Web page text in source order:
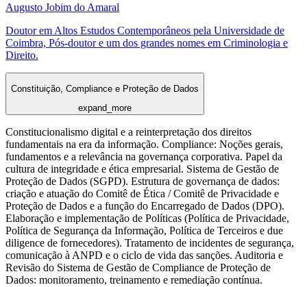
Augusto Jobim do Amaral
Doutor em Altos Estudos Contemporâneos pela Universidade de
Coimbra, Pós-doutor e um dos grandes nomes em Criminologia e
Direito.
Constituição, Compliance e Proteção de Dados
expand_more
Constitucionalismo digital e a reinterpretação dos direitos
fundamentais na era da informação. Compliance: Noções gerais,
fundamentos e a relevância na governança corporativa. Papel da
cultura de integridade e ética empresarial. Sistema de Gestão de
Proteção de Dados (SGPD). Estrutura de governança de dados:
criação e atuação do Comitê de Ética / Comitê de Privacidade e
Proteção de Dados e a função do Encarregado de Dados (DPO).
Elaboração e implementação de Políticas (Política de Privacidade,
Política de Segurança da Informação, Política de Terceiros e due
diligence de fornecedores). Tratamento de incidentes de segurança,
comunicação à ANPD e o ciclo de vida das sanções. Auditoria e
Revisão do Sistema de Gestão de Compliance de Proteção de
Dados: monitoramento, treinamento e remediação contínua.